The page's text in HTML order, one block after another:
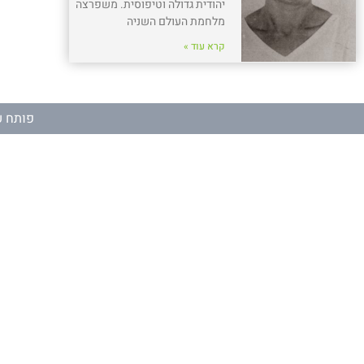
יהודית גדולה וטיפוסית. משפרצה
מלחמת העולם השניה
קרא עוד »
פותח